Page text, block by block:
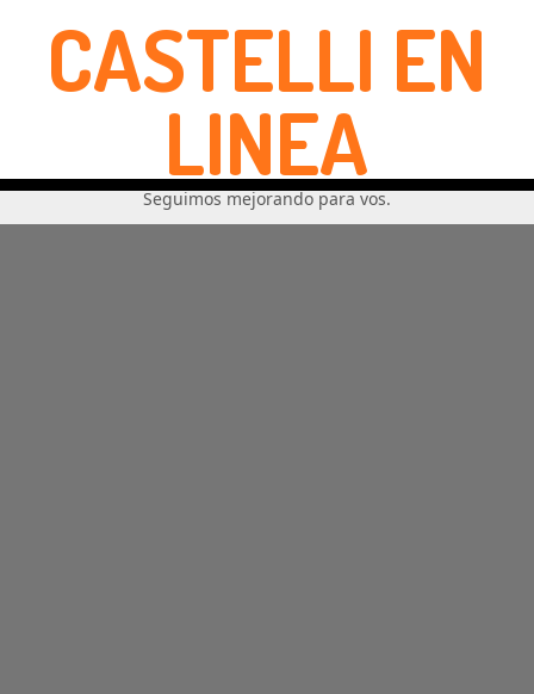
CASTELLI EN
LINEA
Seguimos mejorando para vos.